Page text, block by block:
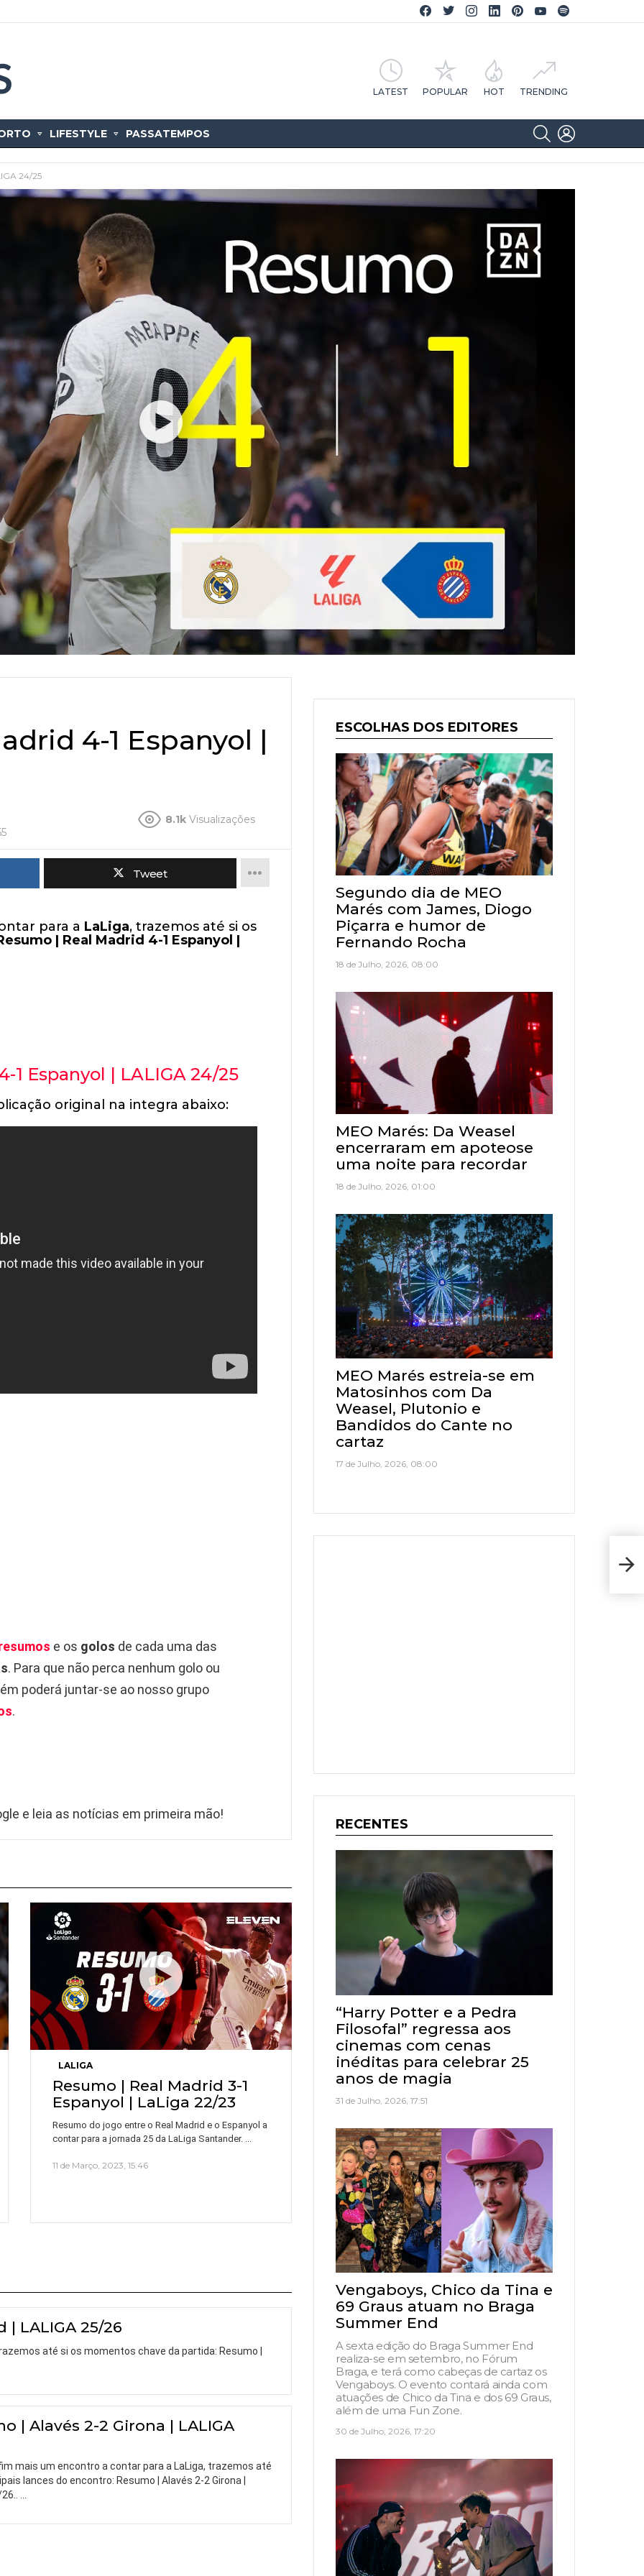
Facebook CA Notícias
Twitter CA Notícias
Instagram CA Notícias
Linkedin CA Notícias
Pinterest CA Notícias
YouTube CA Notícias
LATEST POPULAR HOT TRENDING
LIFESTYLE PASSATEMPOS
SEARCH
24/25
4-1 Espanyol |
8.1k Visualizações
Tweet
para a LaLiga, trazemos até si os
| Real Madrid 4-1 Espanyol |
1 Espanyol | LALIGA 24/25
original na integra abaixo:
e os golos de cada uma das
. Para que não perca nenhum golo ou
poderá juntar-se ao nosso grupo
.
e leia as notícias em primeira mão!
LALIGA
Resumo | Real Madrid 3-1
Espanyol | LaLiga 22/23
Resumo do jogo entre o Real Madrid e o Espanyol a
contar para a jornada 25 da LaLiga Santander.
11 de Março, 2023, 15:46
| LALIGA 25/26
até si os momentos chave da partida: Resumo |
| Alavés 2-2 Girona | LALIGA
mais um encontro a contar para a LaLiga, trazemos até
lances do encontro: Resumo | Alavés 2-2 Girona |
ESCOLHAS DOS EDITORES
Segundo dia de MEO
Marés com James, Diogo
Piçarra e humor de
Fernando Rocha
18 de Julho, 2026, 08:00
MEO Marés: Da Weasel
encerraram em apoteose
uma noite para recordar
18 de Julho, 2026, 01:00
MEO Marés estreia-se em
Matosinhos com Da
Weasel, Plutonio e
Bandidos do Cante no
cartaz
17 de Julho, 2026, 08:00
RECENTES
“Harry Potter e a Pedra
Filosofal” regressa aos
cinemas com cenas
inéditas para celebrar 25
anos de magia
31 de Julho, 2026, 17:51
Vengaboys, Chico da Tina e
69 Graus atuam no Braga
Summer End
A sexta edição do Braga Summer End
realiza-se em setembro, no Fórum
Braga, e terá como cabeças de cartaz os
Vengaboys. O evento contará ainda com
atuações de Chico da Tina e dos 69 Graus,
além de uma Fun Zone.
30 de Julho, 2026, 17:20